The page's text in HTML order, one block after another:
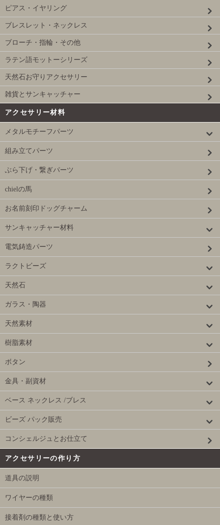
ピアス・イヤリング
ブレスレット・ネックレス
ブローチ・指輪・その他
ラテン語モットーシリーズ
天然石お守りアクセサリー
雑貨とサンキャッチャー
アクセサリー材料
メタルモチーフパーツ
組み立てパーツ
ぶら下げ・繋ぎパーツ
chielの馬
お名前刻印ドッグチャーム
サンキャッチャー材料
電気鋳造パーツ
ラクトビーズ
天然石
ガラス・陶器
天然素材
樹脂素材
ボタン
金具・副資材
ベース ネックレス /ブレス
ビーズ パック販売
コンシェルジュとお仕立て
アクセサリーの作り方
道具の説明
ワイヤーの種類
接着剤の種類と使い方